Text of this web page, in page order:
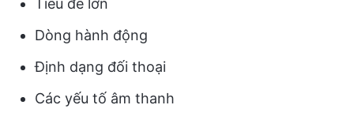
Tiêu đề lớn
Dòng hành động
Định dạng đối thoại
Các yếu tố âm thanh